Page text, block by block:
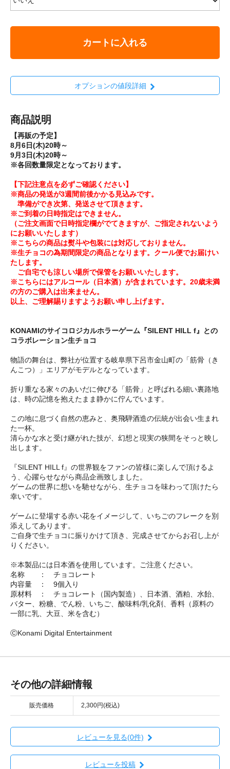
カートに入れる
オプションの値段詳細
商品説明
【再販の予定】
8月6日(木)20時～
9月3日(木)20時～
※各回数量限定となっております。
【下記注意点を必ずご確認ください】
※商品の発送が3週間前後かかる見込みです。
準備ができ次第、発送させて頂きます。
※ご到着の日時指定はできません。
（ご注文画面で日時指定欄がでてきますが、ご指定されないよう
にお願いいたします）
※こちらの商品は熨斗や包装には対応しておりません。
※生チョコの為期間限定の商品となります。クール便でお届けい
たします。
ご自宅でも涼しい場所で保管をお願いいたします。
※こちらにはアルコール（日本酒）が含まれています。20歳未満
の方のご購入は出来ません。
以上、ご理解賜りますようお願い申し上げます。
KONAMIのサイコロジカルホラーゲーム『SILENT HILL f』との
コラボレーション生チョコ
物語の舞台は、弊社が位置する岐阜県下呂市金山町の「筋骨（き
んこつ）」エリアがモデルとなっています。
折り重なる家々のあいだに伸びる「筋骨」と呼ばれる細い裏路地
は、時の記憶を抱えたまま静かに佇んでいます。
この地に息づく自然の恵みと、奥飛騨酒造の伝統が出会い生まれ
た一杯。
清らかな水と受け継がれた技が、幻想と現実の狭間をそっと映し
出します。
『SILENT HILL f』の世界観をファンの皆様に楽しんで頂けるよ
う、心躍らせながら商品企画致しました。
ゲームの世界に想いを馳せながら、生チョコを味わって頂けたら
幸いです。
ゲームに登場する赤い花をイメージして、いちごのフレークを別
添えしてあります。
ご自身で生チョコに振りかけて頂き、完成させてからお召し上が
りください。
※本製品には日本酒を使用しています。ご注意ください。
名称 ： チョコレート
内容量 ： 9個入り
原材料 ： チョコレート（国内製造）、日本酒、酒粕、水飴、
バター、粉糖、でん粉、いちご、酸味料/乳化剤、香料（原料の
一部に乳、大豆、米を含む）
ⒸKonami Digital Entertainment
その他の詳細情報
販売価格 2,300円(税込)
レビューを見る(0件)
レビューを投稿